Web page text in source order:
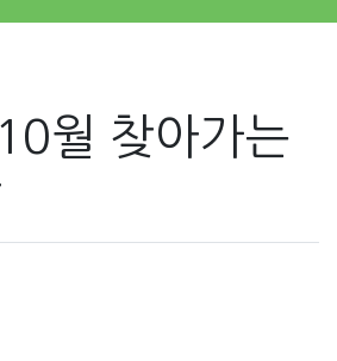
월 찾아가는